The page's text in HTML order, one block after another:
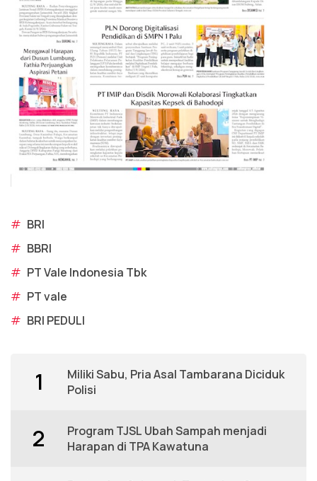
# BRI
# BBRI
# PT Vale Indonesia Tbk
# PT vale
# BRI PEDULI
1
Miliki Sabu, Pria Asal Tambarana Diciduk
Polisi
2
Program TJSL Ubah Sampah menjadi
Harapan di TPA Kawatuna